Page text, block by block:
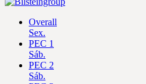
Overall
Sex.
PEC 1
Sáb.
PEC 2
Sáb.